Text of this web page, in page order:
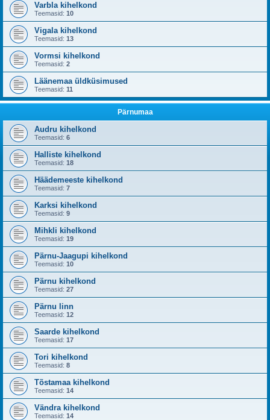
Varbla kihelkond
Teemasid: 10
Vigala kihelkond
Teemasid: 13
Vormsi kihelkond
Teemasid: 2
Läänemaa üldküsimused
Teemasid: 11
Pärnumaa
Audru kihelkond
Teemasid: 6
Halliste kihelkond
Teemasid: 18
Häädemeeste kihelkond
Teemasid: 7
Karksi kihelkond
Teemasid: 9
Mihkli kihelkond
Teemasid: 19
Pärnu-Jaagupi kihelkond
Teemasid: 10
Pärnu kihelkond
Teemasid: 27
Pärnu linn
Teemasid: 12
Saarde kihelkond
Teemasid: 17
Tori kihelkond
Teemasid: 8
Tõstamaa kihelkond
Teemasid: 14
Vändra kihelkond
Teemasid: 14